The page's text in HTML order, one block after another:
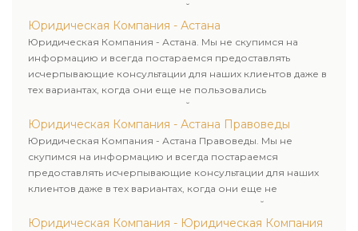
юридическими услугами нашей компании.
Юридическая Компания - Астана
Юридическая Компания - Астана. Мы не скупимся на
информацию и всегда постараемся предоставлять
исчерпывающие консультации для наших клиентов даже в
тех вариантах, когда они еще не пользовались
юридическими услугами нашей компании.
Юридическая Компания - Астана Правоведы
Юридическая Компания - Астана Правоведы. Мы не
скупимся на информацию и всегда постараемся
предоставлять исчерпывающие консультации для наших
клиентов даже в тех вариантах, когда они еще не
пользовались юридическими услугами нашей компании.
Юридическая Компания - Юридическая Компания